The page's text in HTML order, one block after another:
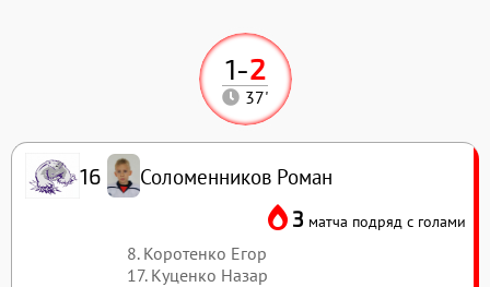
1-2
37'
16 Соломенников Роман
3 матча подряд с голами
8. Коротенко Егор
17. Куценко Назар